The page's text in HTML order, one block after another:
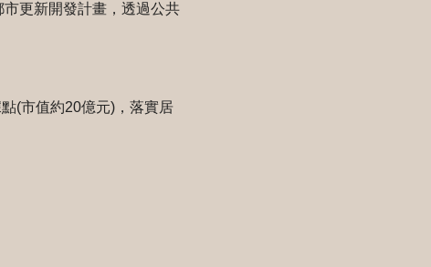
更新開發計畫，透過公共
(市值約20億元)，落實居